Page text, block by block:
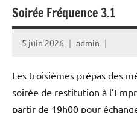
Soirée Fréquence 3.1
5 juin 2026 admin
Les troisièmes prépas des
soirée de restitution à
partir de 19h00 pour